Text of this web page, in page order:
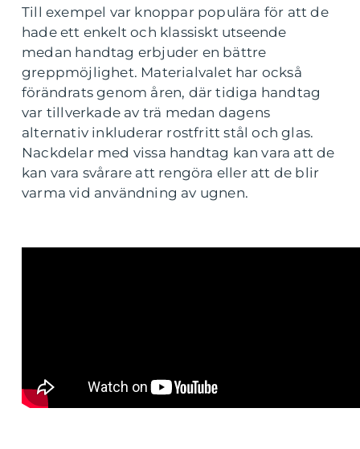
Till exempel var knoppar populära för att de
hade ett enkelt och klassiskt utseende
medan handtag erbjuder en bättre
greppmöjlighet. Materialvalet har också
förändrats genom åren, där tidiga handtag
var tillverkade av trä medan dagens
alternativ inkluderar rostfritt stål och glas.
Nackdelar med vissa handtag kan vara att de
kan vara svårare att rengöra eller att de blir
varma vid användning av ugnen.